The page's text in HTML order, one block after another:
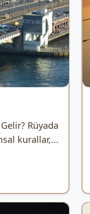
Rüyada
kurallar,...